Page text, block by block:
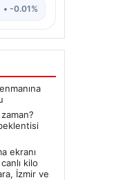
• -0.01%
ekranı
kilo
İzmir ve